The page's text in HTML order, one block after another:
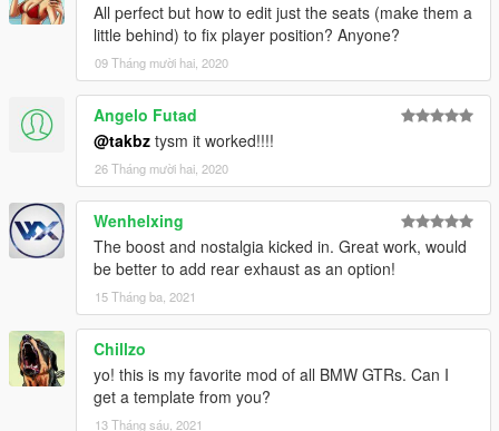
All perfect but how to edit just the seats (make them a
little behind) to fix player position? Anyone?
09 Tháng mười hai, 2020
Angelo Futad
@takbz tysm it worked!!!!
26 Tháng mười hai, 2020
Wenhelxing
The boost and nostalgia kicked in. Great work, would
be better to add rear exhaust as an option!
15 Tháng ba, 2021
Chillzo
yo! this is my favorite mod of all BMW GTRs. Can I
get a template from you?
13 Tháng sáu, 2021